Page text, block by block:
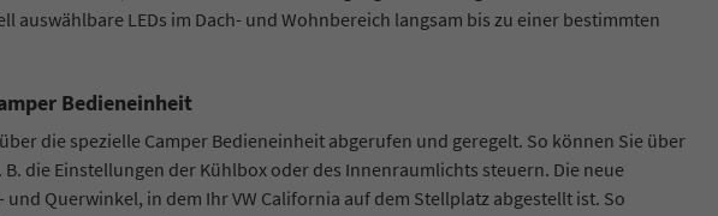
auswählbare LEDs im Dach- und Wohnbereich langsam bis zu einer bestimmten
Bedieneinheit
die spezielle Camper Bedieneinheit abgerufen und geregelt. So können Sie über
die Einstellungen der Kühlbox oder des Innenraumlichts steuern. Die neue
Querwinkel, in dem Ihr VW California auf dem Stellplatz abgestellt ist. So